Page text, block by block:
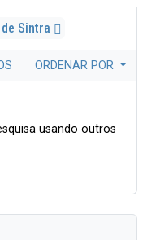
Sintra
ORDENAR POR
usando outros